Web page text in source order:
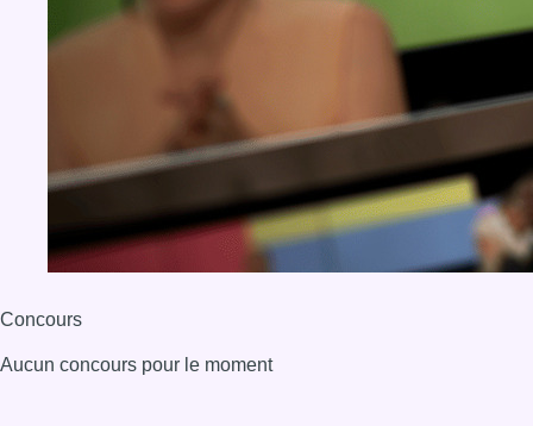
Concours
Aucun concours pour le moment